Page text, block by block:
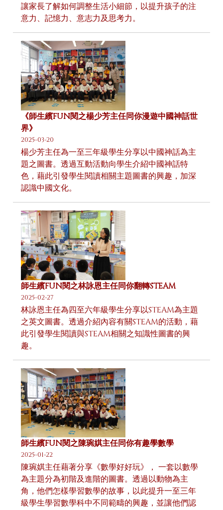
讓家長了解如何調整生活小細節，以提升孩子的注
意力、記憶力、意志力及思考力。
《師生繽FUN閱之楊少芳主任同你漫遊中國神話世
界》
2025-03-20
楊少芳主任為一至三年級學生分享以中國神話為主
題之圖書。透過互動活動向學生介紹中國神話特
色，藉此引發學生閱讀相關主題圖書的興趣，加深
認識中國文化。
師生繽FUN閱之林詠恩主任同你翻轉STEAM
2025-02-27
林詠恩主任為四至六年級學生分享以STEAM為主題
之英文圖書。透過介紹內容有關STEAM的活動，藉
此引發學生閱讀與STEAM相關之知識性圖書的興
趣。
師生繽FUN閱之陳琬娸主任同你有趣學數學
2025-01-22
陳琬娸主任藉著分享《數學好好玩》， 一套以數學
為主題分為初階及進階的圖書。透過以動物為主
角，他們怎樣學習數學的故事，以此提升一至三年
級學生學習數學科中不同範疇的興趣，並讓他們認